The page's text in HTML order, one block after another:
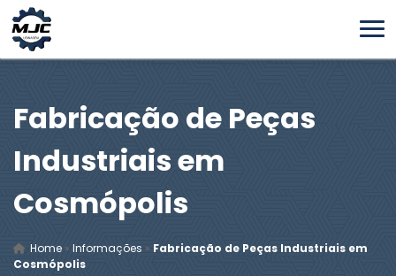
Fabricação de Peças
Industriais em
Cosmópolis
Home » Informações » Fabricação de Peças Industriais em
Cosmópolis